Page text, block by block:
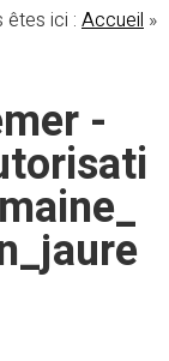
êtes ici : Accueil »
-